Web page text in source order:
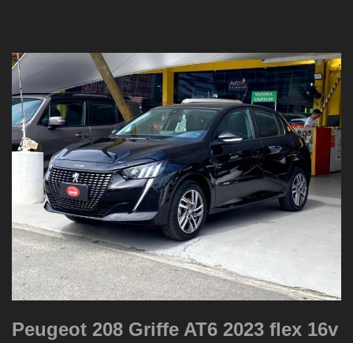
Peugeot 208 Griffe AT6 2023 flex 16v